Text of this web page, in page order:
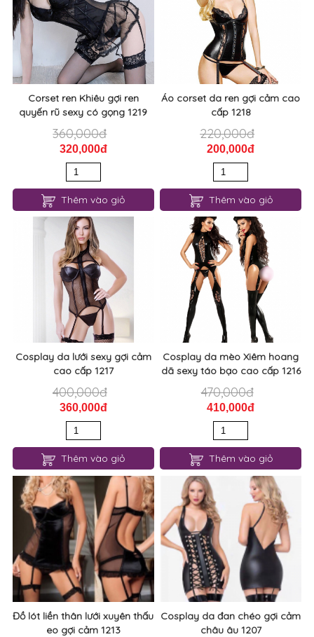
Corset ren Khiêu gợi ren
quyến rũ sexy có gọng 1219
360,000đ
320,000đ
Thêm vào giỏ
Áo corset da ren gợi cảm cao
cấp 1218
220,000đ
200,000đ
Thêm vào giỏ
Cosplay da lưới sexy gợi cảm
cao cấp 1217
400,000đ
360,000đ
Thêm vào giỏ
Cosplay da mèo Xiêm hoang
dã sexy táo bạo cao cấp 1216
470,000đ
410,000đ
Thêm vào giỏ
Đồ lót liền thân lưới xuyên thấu
eo gợi cảm 1213
Cosplay da đan chéo gợi cảm
châu âu 1207